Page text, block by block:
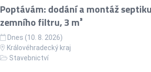
Poptávám: dodání a montáž
zemního filtru, 3 m³
Dnes (10. 8. 2026)
Královéhradecký kraj
Stavebnictví